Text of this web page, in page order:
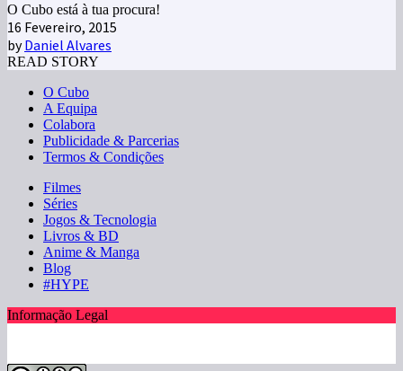
O Cubo está à tua procura!
16 Fevereiro, 2015
byDaniel Alvares
READ STORY
O Cubo
A Equipa
Colabora
Publicidade & Parcerias
Termos & Condições
Filmes
Séries
Jogos & Tecnologia
Livros & BD
Anime & Manga
Blog
#HYPE
Informação Legal